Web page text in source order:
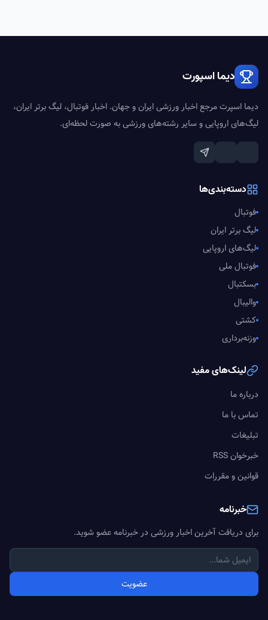
دیما اسپورت
دیما اسپرت مرجع اخبار ورزشی ایران و جهان. اخبار فوتبال، لیگ برتر ایران،
لیگ‌های اروپایی و سایر رشته‌های ورزشی به صورت لحظه‌ای.
دسته‌بندی‌ها
فوتبال
لیگ برتر ایران
لیگ‌های اروپایی
فوتبال ملی
بسکتبال
والیبال
کشتی
وزنه‌برداری
لینک‌های مفید
درباره ما
تماس با ما
تبلیغات
خبرخوان RSS
قوانین و مقررات
خبرنامه
برای دریافت آخرین اخبار ورزشی در خبرنامه عضو شوید.
عضویت